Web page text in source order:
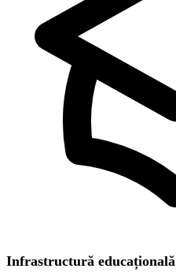
Infrastructură educațională